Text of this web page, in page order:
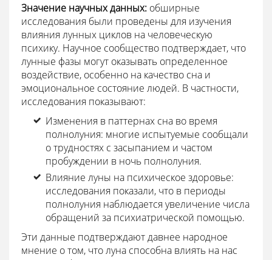
Значение научных данных: обширные
исследования были проведены для изучения
влияния лунных циклов на человеческую
психику. Научное сообщество подтверждает, что
лунные фазы могут оказывать определенное
воздействие, особенно на качество сна и
эмоциональное состояние людей. В частности,
исследования показывают:
Изменения в паттернах сна во время
полнолуния: многие испытуемые сообщали
о трудностях с засыпанием и частом
пробуждении в ночь полнолуния.
Влияние луны на психическое здоровье:
исследования показали, что в периоды
полнолуния наблюдается увеличение числа
обращений за психиатрической помощью.
Эти данные подтверждают давнее народное
мнение о том, что луна способна влиять на нас